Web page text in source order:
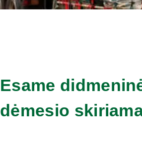
Esame
dėmesio